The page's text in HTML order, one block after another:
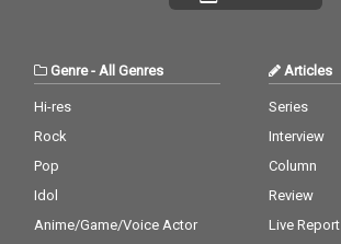
Genre- All Genres
Hi-res
Rock
Pop
Idol
Anime/Game/Voice Actor
Articles
Series
Interview
Column
Review
Live Report